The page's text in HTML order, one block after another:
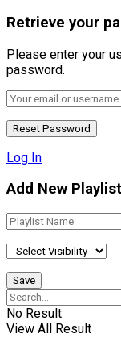
Retrieve your
Please enter your
password.
Log In
Add New Playlist
No Result
View All Result